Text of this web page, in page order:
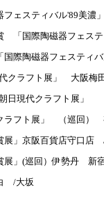
フェスティバル'89美
「国際陶磁器フェステ
際陶磁器フェスティ
代クラフト展」 大阪
日現代クラフト展」
クラフト展」 （巡回
展」京阪百貨店守口店
展」(巡回）伊勢丹 新
/大坂